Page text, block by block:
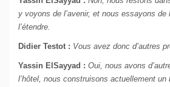
y voyons de l’avenir, et nous essayons de
l’étendre.
Didier Testot : Vous avez donc d’autres
Yassin ElSayyad : Oui, nous avons
l’hôtel, nous construisons actuellement un